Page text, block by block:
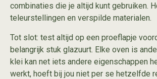
combinaties die je altijd kunt gebruiken.
teleurstellingen en verspilde materialen.
Tot slot: test altijd op een proeflapje
belangrijk stuk glazuurt. Elke oven is
klei kan net iets andere eigenschappen
werkt, hoeft bij jou niet per se hetzelfde